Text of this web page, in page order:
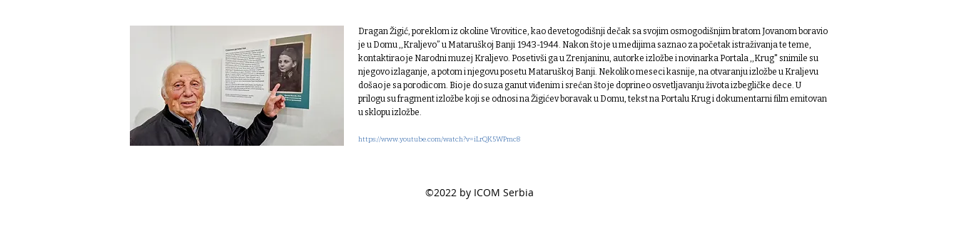
Dragan Žigić, poreklom iz okoline Virovitice, kao devetogodišnji dečak sa svojim osmogodišnjim bratom Jovanom boravio
je u Domu ,,Kraljevo” u Mataruškoj Banji 1943-1944. Nakon što je u medijima saznao za početak istraživanja te teme,
kontaktirao je Narodni muzej Kraljevo. Posetivši ga u Zrenjaninu, autorke izložbe i novinarka Portala ,,Krug" snimile su
njegovo izlaganje, a potom i njegovu posetu Mataruškoj Banji. Nekoliko meseci kasnije, na otvaranju izložbe u Kraljevu
došao je sa porodicom. Bio je do suza ganut viđenim i srećan što je doprineo osvetljavanju života izbegličke dece. U
prilogu su fragment izložbe koji se odnosi na Žigićev boravak u Domu, tekst na Portalu Krug i dokumentarni film emitovan
u sklopu izložbe.
https://www.youtube.com/watch?v=iLrQK5WPmc8
©2022 by ICOM Serbia